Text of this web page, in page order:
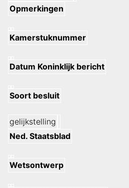
Opmerkingen
Kamerstuknummer
Datum Koninklijk bericht
Soort besluit
gelijkstelling
Ned. Staatsblad
Wetsontwerp